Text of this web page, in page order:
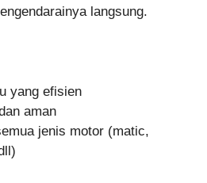
langsung.
yang efisien
aman
jenis motor (matic,